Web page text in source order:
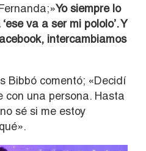
Yo siempre lo
va a ser mi pololo’. Y
intercambiamos
Bibbó comentó; «Decidí
con una persona. Hasta
sé si me estoy